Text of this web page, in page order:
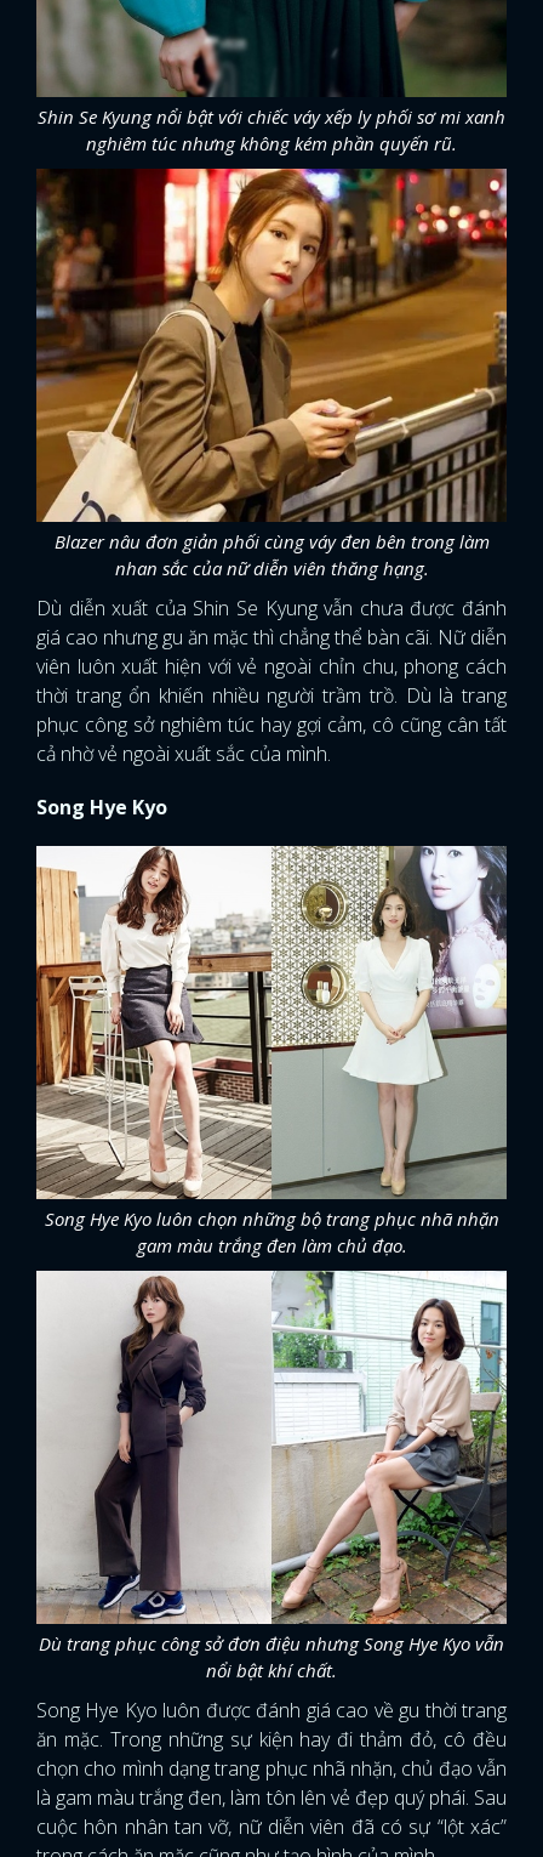
Shin Se Kyung nổi bật với chiếc váy xếp ly phối sơ mi xanh
nghiêm túc nhưng không kém phần quyến rũ.
Blazer nâu đơn giản phối cùng váy đen bên trong làm
nhan sắc của nữ diễn viên thăng hạng.
Dù diễn xuất của Shin Se Kyung vẫn chưa được đánh
giá cao nhưng gu ăn mặc thì chẳng thể bàn cãi. Nữ diễn
viên luôn xuất hiện với vẻ ngoài chỉn chu, phong cách
thời trang ổn khiến nhiều người trầm trồ. Dù là trang
phục công sở nghiêm túc hay gợi cảm, cô cũng cân tất
cả nhờ vẻ ngoài xuất sắc của mình.
Song Hye Kyo
Song Hye Kyo luôn chọn những bộ trang phục nhã nhặn
gam màu trắng đen làm chủ đạo.
Dù trang phục công sở đơn điệu nhưng Song Hye Kyo vẫn
nổi bật khí chất.
Song Hye Kyo luôn được đánh giá cao về gu thời trang
ăn mặc. Trong những sự kiện hay đi thảm đỏ, cô đều
chọn cho mình dạng trang phục nhã nhặn, chủ đạo vẫn
là gam màu trắng đen, làm tôn lên vẻ đẹp quý phái. Sau
cuộc hôn nhân tan vỡ, nữ diễn viên đã có sự “lột xác”